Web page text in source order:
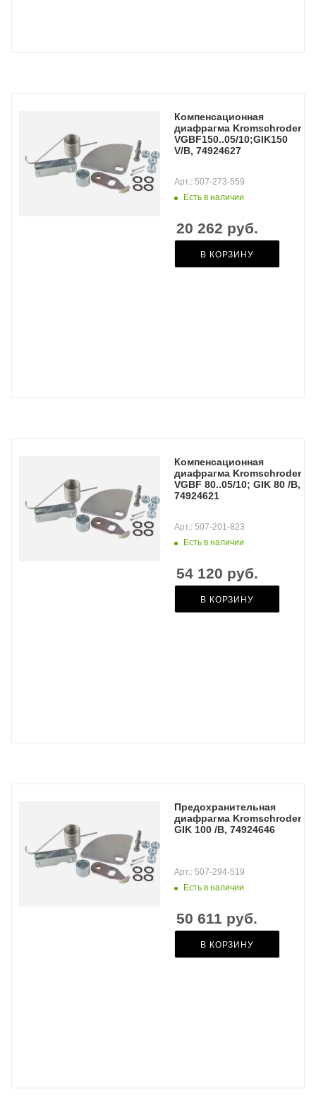
Компенсационная
диафрагма Kromschroder
VGBF150..05/10;GIK150
V/B, 74924627
Есть в наличии
Арт.: 507-273-559
20 262 руб.
В КОРЗИНУ
Компенсационная
диафрагма Kromschroder
VGBF 80..05/10; GIK 80 /B,
74924621
Есть в наличии
Арт.: 507-201-823
54 120 руб.
В КОРЗИНУ
Предохранительная
диафрагма Kromschroder
GIK 100 /B, 74924646
Есть в наличии
Арт.: 507-294-519
50 611 руб.
В КОРЗИНУ